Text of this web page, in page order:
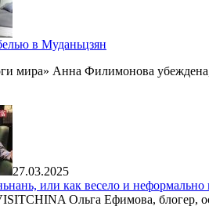
в Муданьцзян
мира» Анна Филимонова убеждена,
27.03.2025
или как весело и неформально
Ольга Ефимова, блогер,